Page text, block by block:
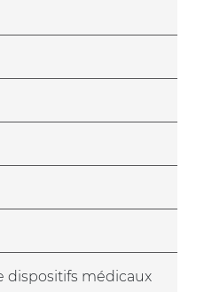
dispositifs médicaux